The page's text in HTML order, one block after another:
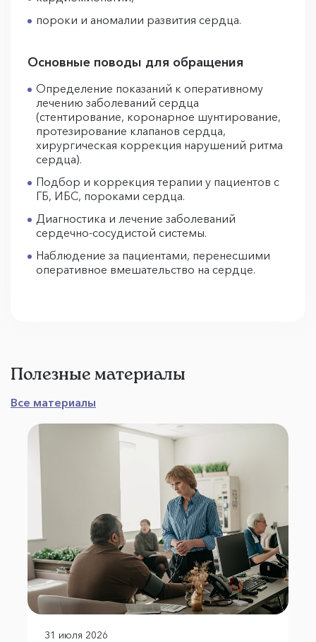
пороки и аномалии развития сердца.
Основные поводы для обращения
Определение показаний к оперативному
лечению заболеваний сердца
(стентирование, коронарное шунтирование,
протезирование клапанов сердца,
хирургическая коррекция нарушений ритма
сердца).
Подбор и коррекция терапии у пациентов с
ГБ, ИБС, пороками сердца.
Диагностика и лечение заболеваний
сердечно-сосудистой системы.
Наблюдение за пациентами, перенесшими
оперативное вмешательство на сердце.
Полезные материалы
Все материалы
31 июля 2026